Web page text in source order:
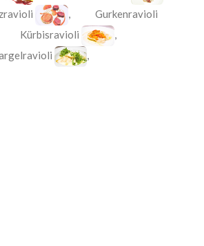
, Gurkenravioli
Kürbisravioli
,
,